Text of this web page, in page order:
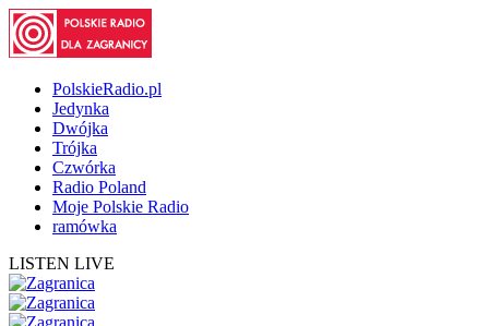
PolskieRadio.pl
Jedynka
Dwójka
Trójka
Czwórka
Radio Poland
Moje Polskie Radio
ramówka
LISTEN LIVE